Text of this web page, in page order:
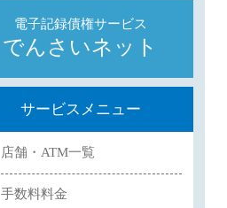
電子記録債権サービス
でんさいネット
サービスメニュー
店舗・ATM一覧
手数料料金